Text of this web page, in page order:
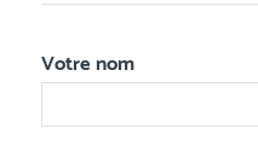
Votre nom